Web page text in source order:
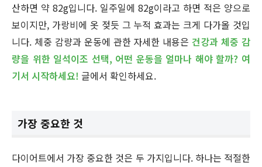
산하면 약 82g입니다. 일주일에 82g이라고 하면 적은 양으로
보이지만, 가랑비에 옷 젖듯 그 누적 효과는 크게 다가올 것입
니다. 체중 감량과 운동에 관한 자세한 내용은건강과 체중 감
량을 위한 일석이조 선택, 어떤 운동을 얼마나 해야 할까? 여
기서 시작하세요! 글에서 확인하세요.
가장 중요한 것
다이어트에서 가장 중요한 것은 두 가지입니다. 하나는 적절한